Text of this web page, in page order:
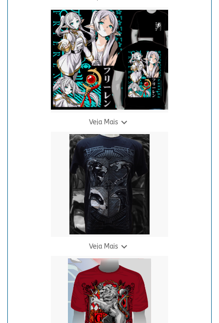
Camiseta EVA 01 Neon (Costas)
R$ 69,90
3 X R$ 24,94
Veja Mais 
Camiseta Frieren
R$ 69,90
Veja Mais 
Camiseta H.P. - Brasões
R$ 69,90
3 X R$ 24,94